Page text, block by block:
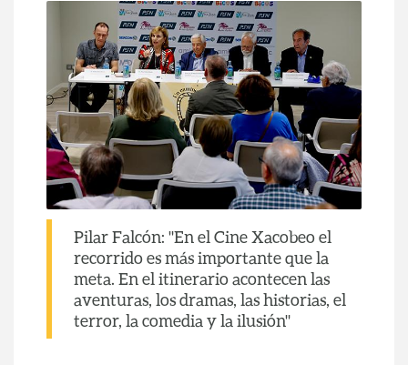
Pilar Falcón: "En el Cine Xacobeo el
recorrido es más importante que la
meta. En el itinerario acontecen las
aventuras, los dramas, las historias, el
terror, la comedia y la ilusión"